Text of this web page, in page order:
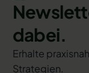
dabei.
Erhalte
Strategien.